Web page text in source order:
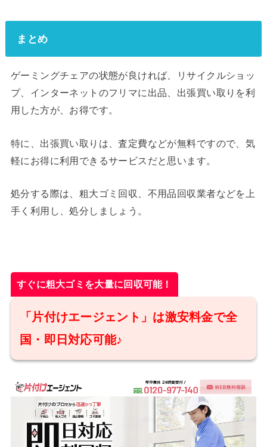
まとめ
ゲーミングチェアの状態が良ければ、リサイクルショッ
プ、インターネットのフリマに出品、出張買い取りを利
用した方が、お得です。
特に、出張買い取りは、査定費などが無料ですので、気
軽にお得に利用できるサービスだと思います。
処分する際は、粗大ゴミ回収、不用品回収業者などを上
手く利用し、処分しましょう。
すぐに粗大ゴミを大量に回収可能！
「片付けエージェント」は激安料金で全
国・即日対応可能♪